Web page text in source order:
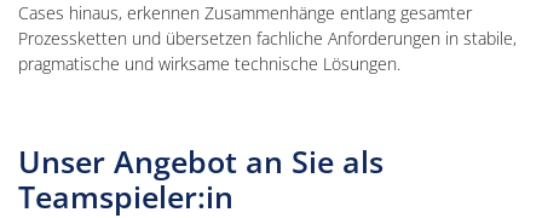
Cases hinaus, erkennen Zusammenhänge entlang gesamter
Prozessketten und übersetzen fachliche Anforderungen in stabile,
pragmatische und wirksame technische Lösungen.
Unser Angebot an Sie als
Teamspieler:in